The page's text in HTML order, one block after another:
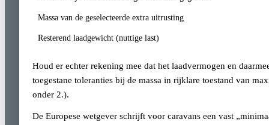
Massa van de geselecteerde extra uitrusting
Resterend laadgewicht (nuttige last)
Houd er echter rekening mee dat het laadvermogen en
toegestane toleranties bij de massa in rijklare toestand van
onder 2.).
De Europese wetgever schrijft voor caravans een vast